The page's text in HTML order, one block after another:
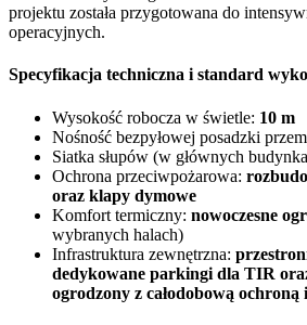
projektu została przygotowana do
operacyjnych.
Specyfikacja techniczna i standard
Wysokość robocza w świetle: 10 m
Nośność bezpyłowej posadzki
Siatka słupów (w głównych
Ochrona przeciwpożarowa:
oraz klapy dymowe
Komfort termiczny: nowoczesne
wybranych halach)
Infrastruktura zewnętrzna:
dedykowane parkingi dla TIR
ogrodzony z całodobową